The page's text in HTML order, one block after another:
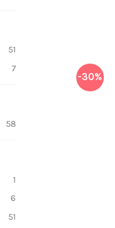
51
7
58
1
6
51
-30%